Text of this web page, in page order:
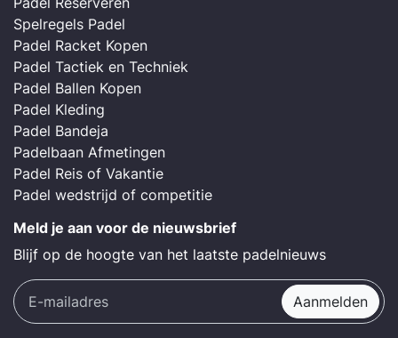
Spelregels Padel
Padel Racket Kopen
Padel Tactiek en Techniek
Padel Ballen Kopen
Padel Kleding
Padel Bandeja
Padelbaan Afmetingen
Padel Reis of Vakantie
Padel wedstrijd of competitie
Meld je aan voor de nieuwsbrief
Blijf op de hoogte van het laatste padelnieuws
Aanmelden